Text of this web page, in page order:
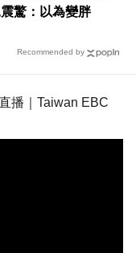
驚：以為變胖
Recommended by
播｜Taiwan EBC